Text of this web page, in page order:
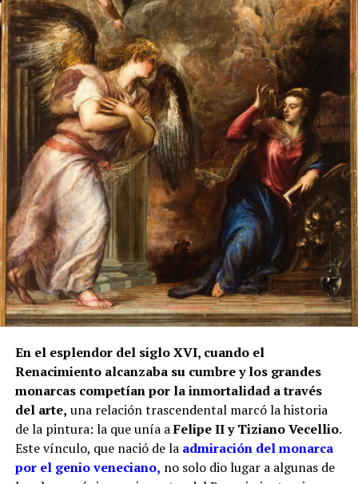
Antonio Ramos Suárez atribuye la realización a
Cristóbal de los Ríos, herrero de Marchena, y señala
que los últimos pagos fueron entregados a José y
Juan de los Ríos, hijos y herederos del maestro. El
dorado y la policromía se ejecutaron
posteriormente, entre 1755 y 1757, por el pintor
Francisco Palomino.
Sin embargo, otro documento de 1780, estudiado por
Manuel Clavijo Andújar, aporta un matiz
fundamental. Al presentarse para realizar dos rejas
en la iglesia de San Miguel de Morón de la Frontera,
Juan de los Ríos Vallejo incluyó entre sus méritos
profesionales la reja del coro de San Juan de
Marchena, afirmando que en ella había contado con
la ayuda de su padre. También se atribuía una reja
para la capilla mayor de la misma iglesia
Casa Grande de San Francisco de Sevilla.
Por tanto, más que buscar una sola mano, resulta
más correcto hablar del taller de los Ríos. Cristóbal
habría transmitido el oficio a sus hijos, mientras
Juan fue adquiriendo progresivamente mayor
responsabilidad artística. La reja del coro pudo ser
En el esplendor del siglo XVI, cuando el
Renacimiento alcanzaba su cumbre y los grandes
monarcas competían por la inmortalidad a través
del arte, una relación trascendental marcó la historia
de la pintura: la que unía aFelipe II y Tiziano Vecellio.
Este vínculo, que nació de la admiración del monarca
por el genio veneciano, no solo dio lugar a algunas de